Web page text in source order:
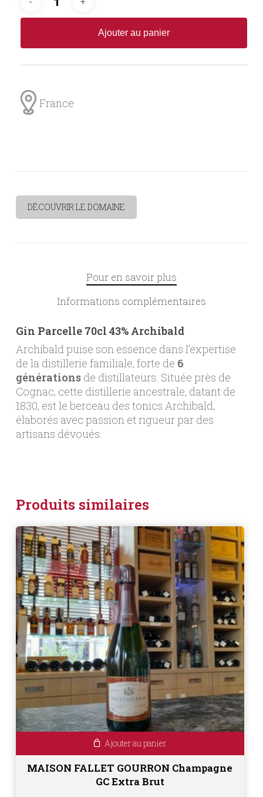
Ajouter au panier
France
DÉCOUVRIR LE DOMAINE
Pour en savoir plus
Informations complémentaires
Gin Parcelle 70cl 43% Archibald
Archibald puise son essence dans l’expertise
de la distillerie familiale, forte de 6
générationsde distillateurs. Située près de
Cognac, cette distillerie ancestrale, datant de
1830, est le berceau des tonics Archibald,
élaborés avec passion et rigueur par des
artisans dévoués.
Produits similaires
Ajouter au panier
MAISON FALLET GOURRON Champagne
GC Extra Brut